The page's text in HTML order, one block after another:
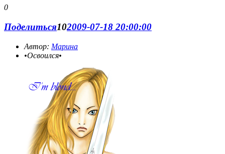
0
Поделиться102009-07-18 20:00:00
Автор: Марина
•Освоился•